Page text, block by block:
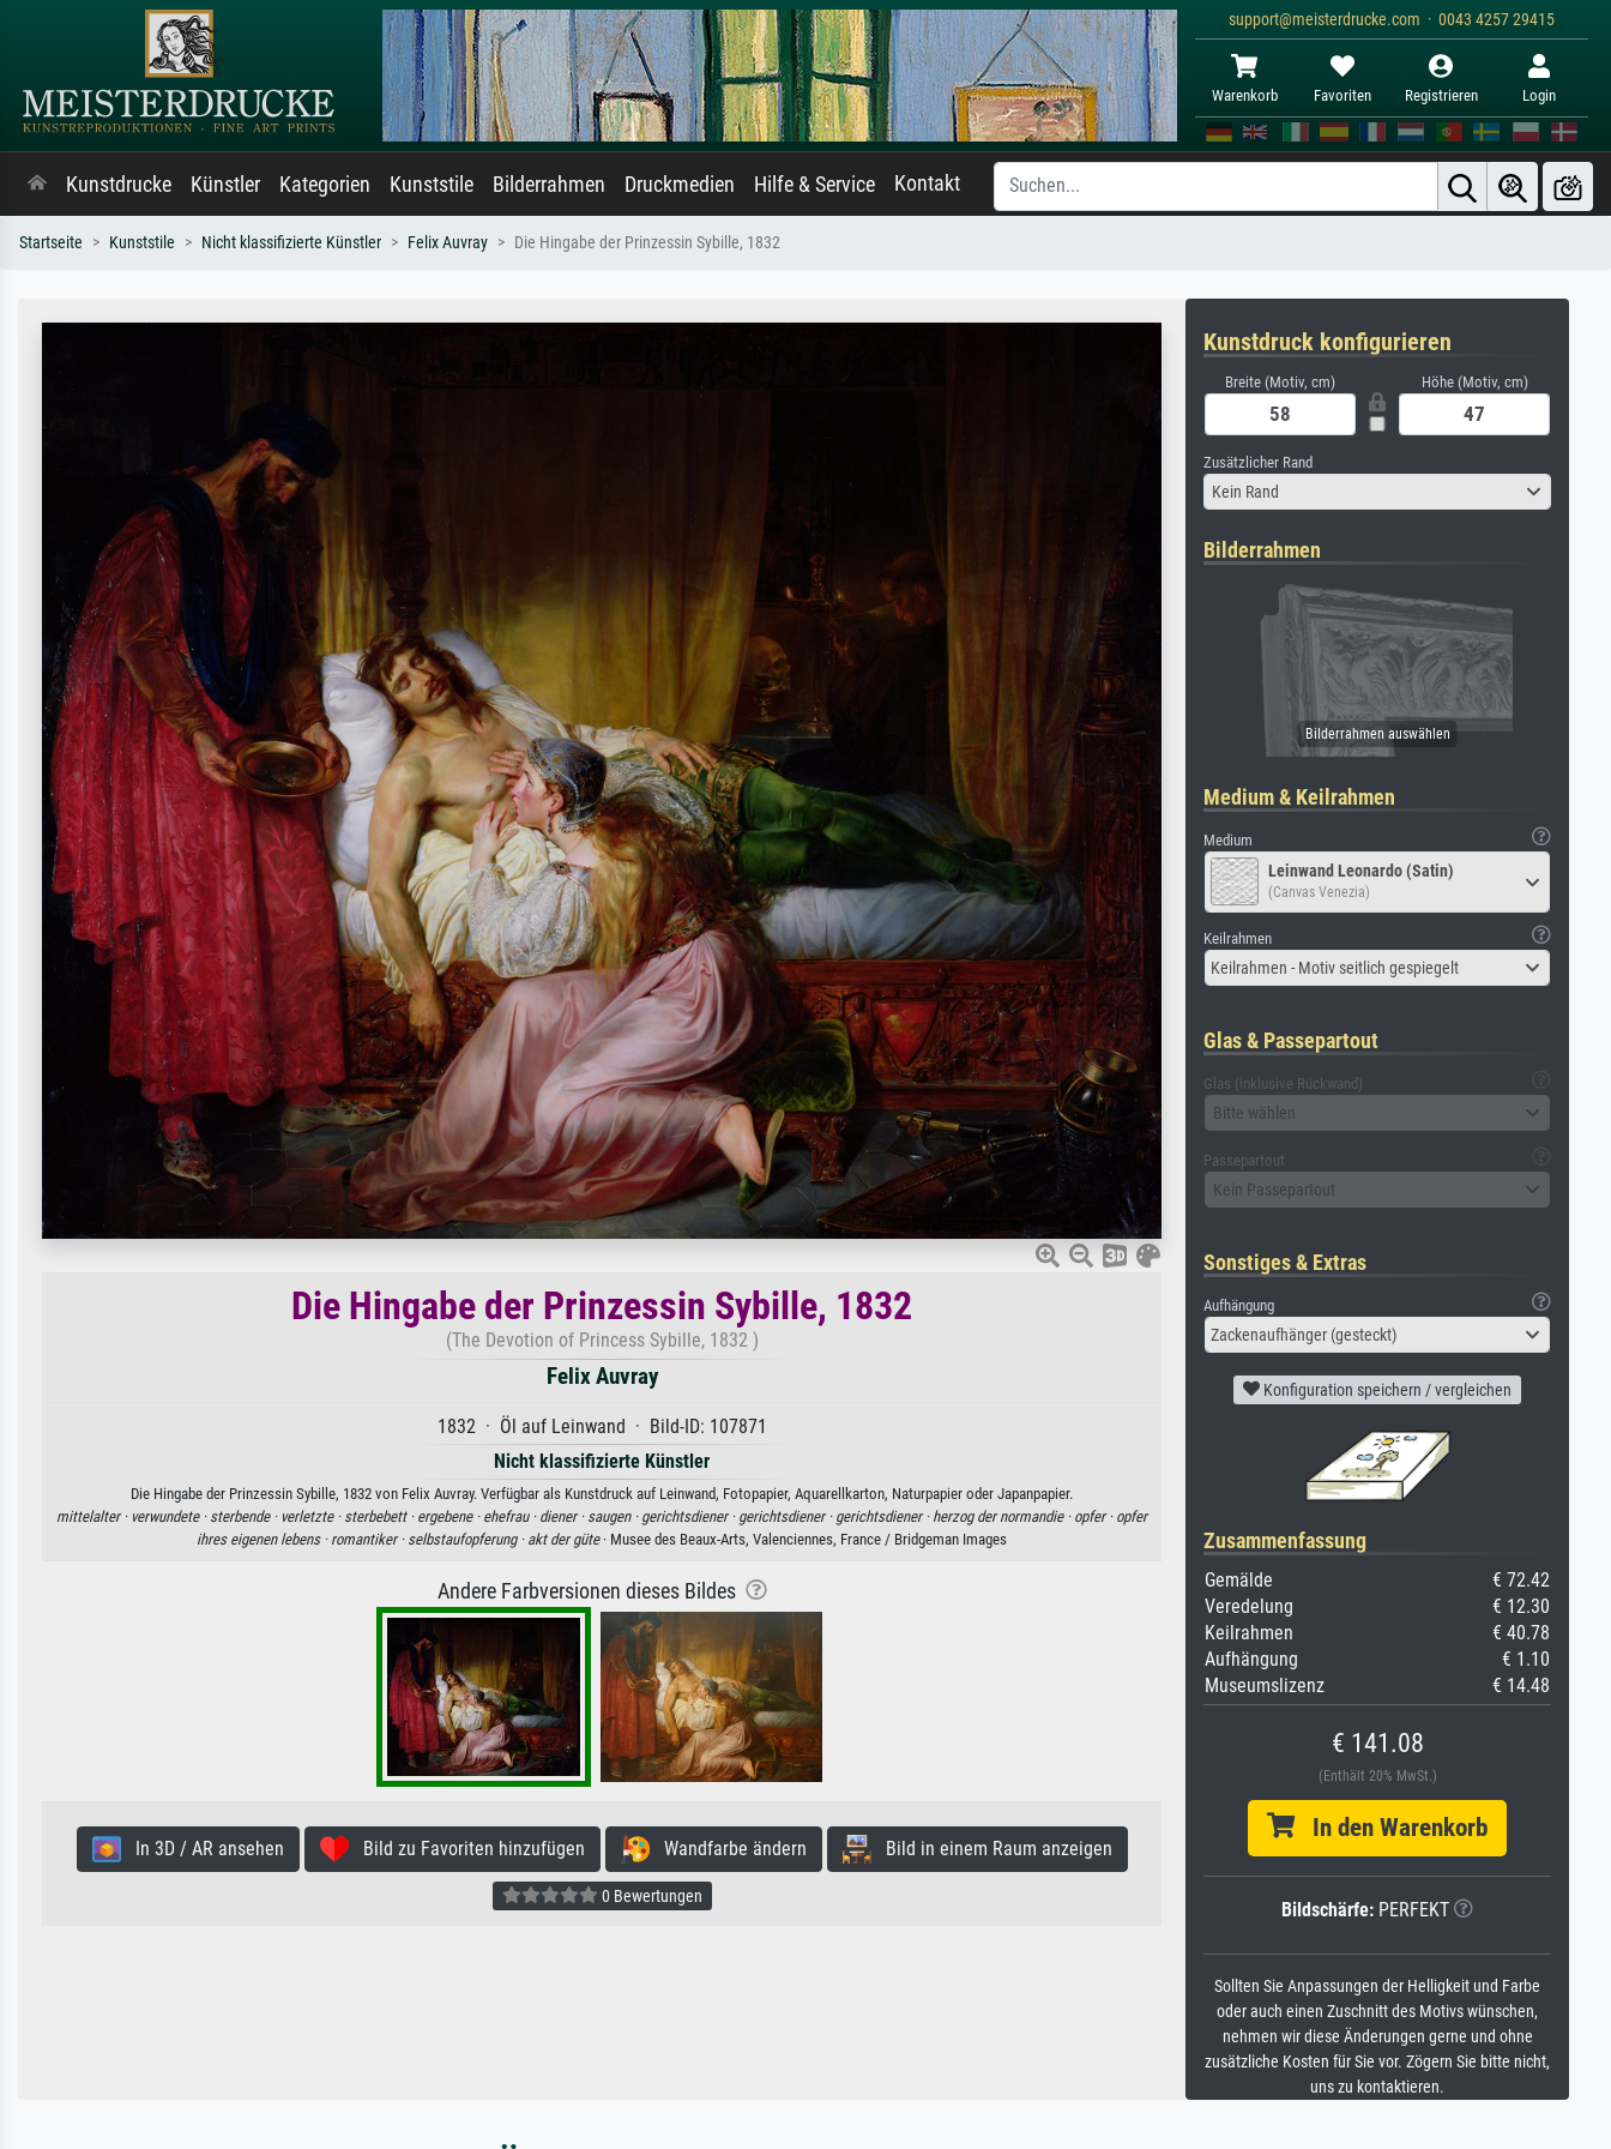
support@meisterdrucke.com · 0043 4257 29415
Warenkorb Favoriten Registrieren Login
Kunstdrucke Künstler Kategorien Kunststile Bilderrahmen Druckmedien Hilfe & Service Kontakt
Startseite Kunststile Nicht klassifizierte Künstler Felix Auvray Die Hingabe der Prinzessin Sybille, 1832
Die Hingabe der Prinzessin Sybille, 1832
(The Devotion of Princess Sybille, 1832 )
Felix Auvray
1832 · Öl auf Leinwand · Bild-ID: 107871
Nicht klassifizierte Künstler
Die Hingabe der Prinzessin Sybille, 1832 von Felix Auvray. Verfügbar als Kunstdruck auf Leinwand, Fotopapier, Aquarellkarton, Naturpapier oder Japanpapier.
mittelalter · verwundete · sterbende · verletzte · sterbebett · ergebene · ehefrau · diener · saugen · gerichtsdiener · gerichtsdiener · gerichtsdiener · herzog der normandie · opfer · opfer
ihres eigenen lebens · romantiker · selbstaufopferung · akt der güte· Musee des Beaux-Arts, Valenciennes, France / Bridgeman Images
Andere Farbversionen dieses Bildes
In 3D / AR ansehen Bild zu Favoriten hinzufügen Wandfarbe ändern Bild in einem Raum anzeigen
0 Bewertungen
Kunstdruck konfigurieren
Breite (Motiv, cm) Höhe (Motiv, cm)
Zusätzlicher Rand
Kein Rand
Bilderrahmen
Medium & Keilrahmen
Medium
Leinwand Leonardo (Satin)
(Canvas Venezia)
Keilrahmen
Keilrahmen - Motiv seitlich gespiegelt
Glas & Passepartout
Glas (inklusive Rückwand)
Bitte wählen
Passepartout
Kein Passepartout
Sonstiges & Extras
Aufhängung
Zackenaufhänger (gesteckt)
Konfiguration speichern / vergleichen
Zusammenfassung
Gemälde
€ 72.42
Veredelung
€ 12.30
Keilrahmen
€ 40.78
Aufhängung
€ 1.10
Museumslizenz
€ 14.48
€ 141.08
(Enthält 20% MwSt.)
In den Warenkorb
Bildschärfe: PERFEKT
Sollten Sie Anpassungen der Helligkeit und Farbe
oder auch einen Zuschnitt des Motivs wünschen,
nehmen wir diese Änderungen gerne und ohne
zusätzliche Kosten für Sie vor. Zögern Sie bitte nicht,
uns zu kontaktieren.